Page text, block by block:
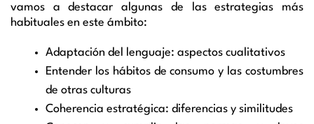
vamos a destacar algunas de las estrategias más
habituales en este ámbito:
Adaptación del lenguaje: aspectos cualitativos
Entender los hábitos de consumo y las costumbres
de otras culturas
Coherencia estratégica: diferencias y similitudes